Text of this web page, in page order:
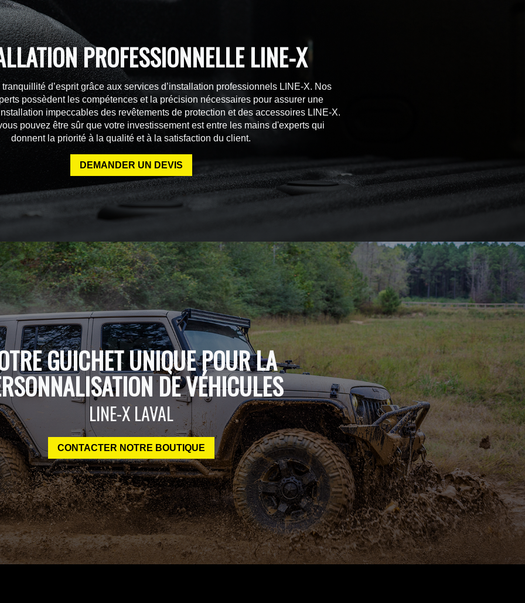
PROFESSIONNELLE LINE-X
tranquillité d’esprit grâce aux services d’installation professionnels LINE-X. Nos
possèdent les compétences et la précision nécessaires pour assurer une
impeccables des revêtements de protection et des accessoires LINE-X.
pouvez être sûr que votre investissement est entre les mains d'experts qui
donnent la priorité à la qualité et à la satisfaction du client.
DEMANDER UN DEVIS
GUICHET UNIQUE POUR LA
DE VÉHICULES
LINE-X LAVAL
CONTACTER NOTRE BOUTIQUE